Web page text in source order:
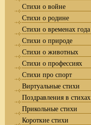
Стихи о войне
Стихи о родине
Стихи о временах года
Стихи о природе
Стихи о животных
Стихи о профессиях
Стихи про спорт
Виртуальные стихи
Поздравления в стихах
Прикольные стихи
Короткие стихи